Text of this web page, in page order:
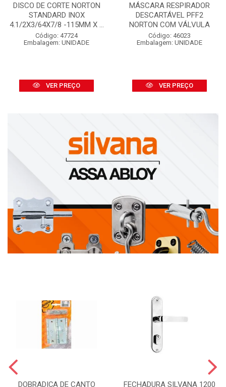
DISCO DE CORTE NORTON
STANDARD INOX
4.1/2X3/64X7/8 -115MM X ...
Código: 47724
Embalagem: UNIDADE
VER PREÇO
MÁSCARA RESPIRADOR
DESCARTÁVEL PFF2
NORTON COM VÁLVULA
Código: 46023
Embalagem: UNIDADE
VER PREÇO
DOBRADIÇA DE CANTO
FECHADURA SILVANA 1200